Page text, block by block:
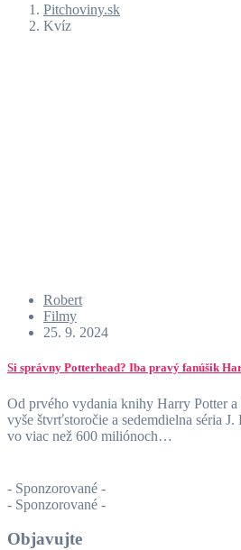
Pitchoviny.sk
Kvíz
Robert
Filmy
25. 9. 2024
Si správny Potterhead? Iba pravý fanúšik
Od prvého vydania knihy Harry Potter
vyše štvrťstoročie a sedemdielna séria
vo viac než 600 miliónoch…
- Sponzorované -
- Sponzorované -
Objavujte